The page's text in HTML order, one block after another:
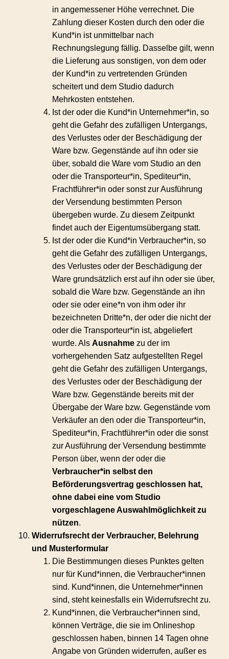
in angemessener Höhe verrechnet. Die
Zahlung dieser Kosten durch den oder die
Kund*in ist unmittelbar nach
Rechnungslegung fällig. Dasselbe gilt, wenn
die Lieferung aus sonstigen, von dem oder
der Kund*in zu vertretenden Gründen
scheitert und dem Studio dadurch
Mehrkosten entstehen.
Ist der oder die Kund*in Unternehmer*in, so
geht die Gefahr des zufälligen Untergangs,
des Verlustes oder der Beschädigung der
Ware bzw. Gegenstände auf ihn oder sie
über, sobald die Ware vom Studio an den
oder die Transporteur*in, Spediteur*in,
Frachtführer*in oder sonst zur Ausführung
der Versendung bestimmten Person
übergeben wurde. Zu diesem Zeitpunkt
findet auch der Eigentumsübergang statt.
Ist der oder die Kund*in Verbraucher*in, so
geht die Gefahr des zufälligen Untergangs,
des Verlustes oder der Beschädigung der
Ware grundsätzlich erst auf ihn oder sie über,
sobald die Ware bzw. Gegenstände an ihn
oder sie oder eine*n von ihm oder ihr
bezeichneten Dritte*n, der oder die nicht der
oder die Transporteur*in ist, abgeliefert
wurde. AlsAusnahme zu der im
vorhergehenden Satz aufgestellten Regel
geht die Gefahr des zufälligen Untergangs,
des Verlustes oder der Beschädigung der
Ware bzw. Gegenstände bereits mit der
Übergabe der Ware bzw. Gegenstände vom
Verkäufer an den oder die Transporteur*in,
Spediteur*in, Frachtführer*in oder die sonst
zur Ausführung der Versendung bestimmte
Person über, wenn der oder die
Verbraucher*in selbst den
Beförderungsvertrag geschlossen hat,
ohne dabei eine vom Studio
vorgeschlagene Auswahlmöglichkeit zu
nützen.
Widerrufsrecht der Verbraucher, Belehrung
und Musterformular
Die Bestimmungen dieses Punktes gelten
nur für Kund*innen, die Verbraucher*innen
sind. Kund*innen, die Unternehmer*innen
sind, steht keinesfalls ein Widerrufsrecht zu.
Kund*innen, die Verbraucher*innen sind,
können Verträge, die sie im Onlineshop
geschlossen haben, binnen 14 Tagen ohne
Angabe von Gründen widerrufen, außer es